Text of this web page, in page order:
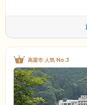
高梁市 人気 No.3